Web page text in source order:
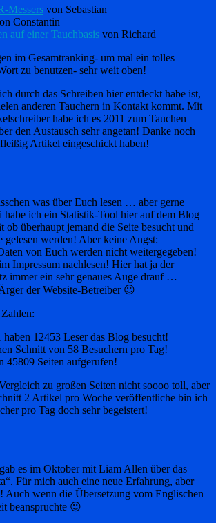
Messers von Sebastian
Constantin
auf einer Tauchbasis von Richard
im Gesamtranking- um mal ein tolles
zu benutzen- sehr weit oben!
durch das Schreiben hier entdeckt habe ist,
anderen Tauchern in Kontakt kommt. Mit
habe ich es 2011 zum Tauchen
den Austausch sehr angetan! Danke noch
Artikel eingeschickt haben!
was über Euch lesen … aber gerne
habe ich ein Statistik-Tool hier auf dem Blog
ob überhaupt jemand die Seite besucht und
gelesen werden! Aber keine Angst:
von Euch werden nicht weitergegeben!
Impressum nachlesen! Hier hat ja der
immer ein sehr genaues Auge drauf …
der Website-Betreiber 😉
haben 12453 Leser das Blog besucht!
Schnitt von 58 Besuchern pro Tag!
45809 Seiten aufgerufen!
zu großen Seiten nicht soooo toll, aber
2 Artikel pro Woche veröffentliche bin ich
pro Tag doch sehr begeistert!
gab es im Oktober mit Liam Allen über das
Für mich auch eine neue Erfahrung, aber
Auch wenn die Übersetzung vom Englischen
beanspruchte 😉